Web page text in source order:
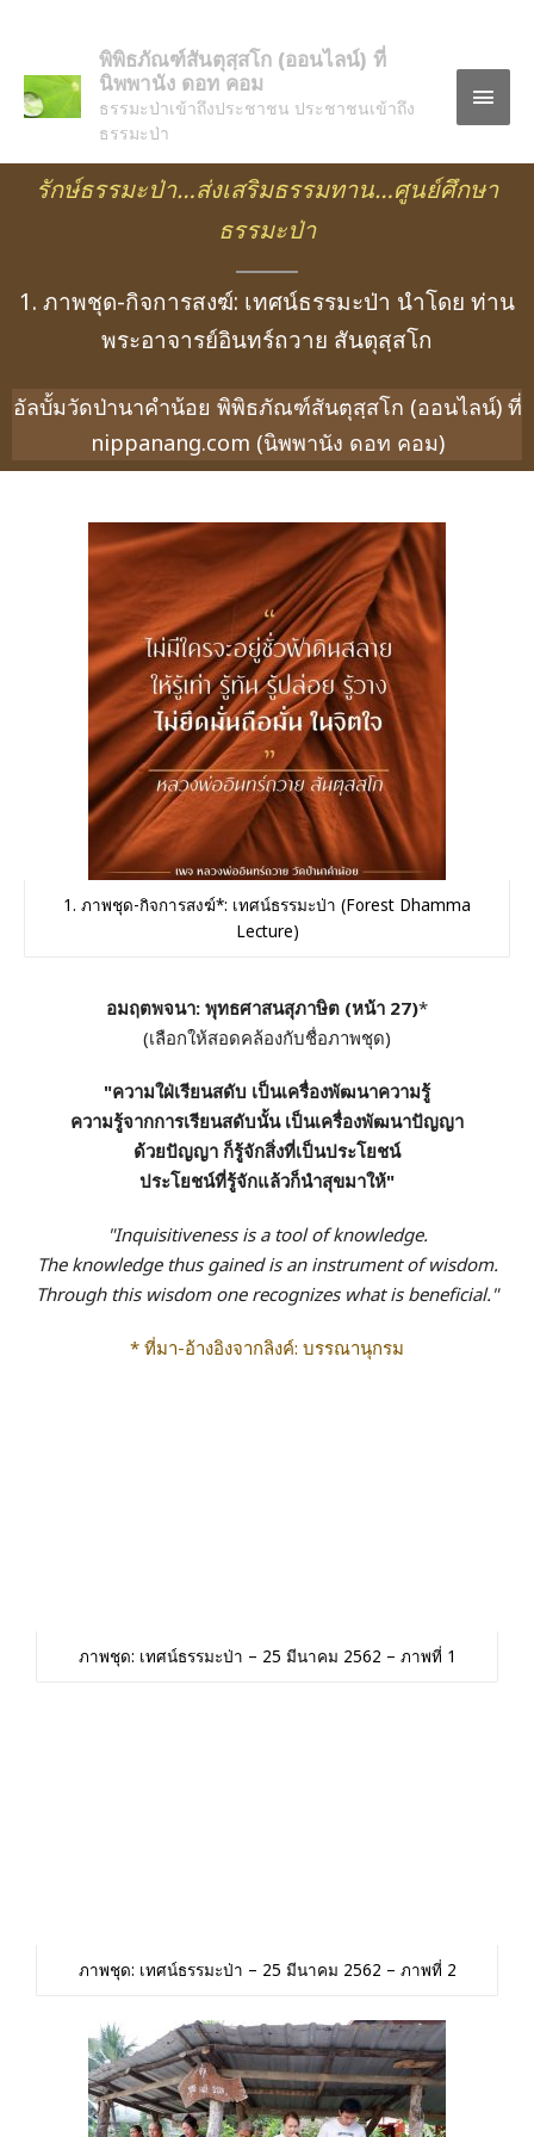
พิพิธภัณฑ์สันตุสฺสโก (ออนไลน์) ที่
นิพพานัง ดอท คอม
ธรรมะป่าเข้าถึงประชาชน ประชาชนเข้าถึง
ธรรมะป่า
รักษ์ธรรมะป่า…ส่งเสริมธรรมทาน…ศูนย์ศึกษา
ธรรมะป่า
1. ภาพชุด-กิจการสงฆ์: เทศน์ธรรมะป่า นำโดย ท่าน
พระอาจารย์อินทร์ถวาย สันตุสฺสโก
อัลบั้มวัดป่านาคำน้อย พิพิธภัณฑ์สันตุสฺสโก (ออนไลน์) ที่
nippanang.com (นิพพานัง ดอท คอม)
1. ภาพชุด-กิจการสงฆ์*: เทศน์ธรรมะป่า (Forest Dhamma
Lecture)
อมฤตพจนา: พุทธศาสนสุภาษิต (หน้า 27)*
(เลือกให้สอดคล้องกับชื่อภาพชุด)
"ความใฝ่เรียนสดับ เป็นเครื่องพัฒนาความรู้
ความรู้จากการเรียนสดับนั้น เป็นเครื่องพัฒนาปัญญา
ด้วยปัญญา ก็รู้จักสิ่งที่เป็นประโยชน์
ประโยชน์ที่รู้จักแล้วก็นำสุขมาให้"
"Inquisitiveness is a tool of knowledge.
The knowledge thus gained is an instrument of wisdom.
Through this wisdom one recognizes what is beneficial."
* ที่มา-อ้างอิงจากลิงค์: บรรณานุกรม
ภาพชุด: เทศน์ธรรมะป่า – 25 มีนาคม 2562 – ภาพที่ 1
ภาพชุด: เทศน์ธรรมะป่า – 25 มีนาคม 2562 – ภาพที่ 2